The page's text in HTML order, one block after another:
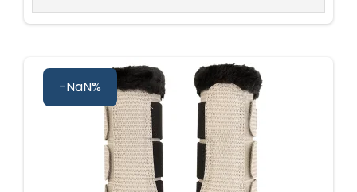
-NaN%